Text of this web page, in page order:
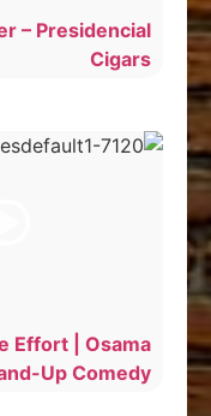
– Presidencial
Cigars
Effort | Osama
Up Comedy